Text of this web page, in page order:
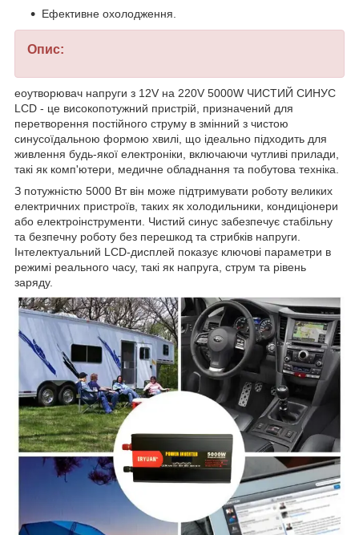
Ефективне охолодження.
Опис:
еоутворювач напруги з 12V на 220V 5000W ЧИСТИЙ СИНУС
LCD - це високопотужний пристрій, призначений для
перетворення постійного струму в змінний з чистою
синусоїдальною формою хвилі, що ідеально підходить для
живлення будь-якої електроніки, включаючи чутливі прилади,
такі як комп'ютери, медичне обладнання та побутова техніка.
З потужністю 5000 Вт він може підтримувати роботу великих
електричних пристроїв, таких як холодильники, кондиціонери
або електроінструменти. Чистий синус забезпечує стабільну
та безпечну роботу без перешкод та стрибків напруги.
Інтелектуальний LCD-дисплей показує ключові параметри в
режимі реального часу, такі як напруга, струм та рівень
заряду.